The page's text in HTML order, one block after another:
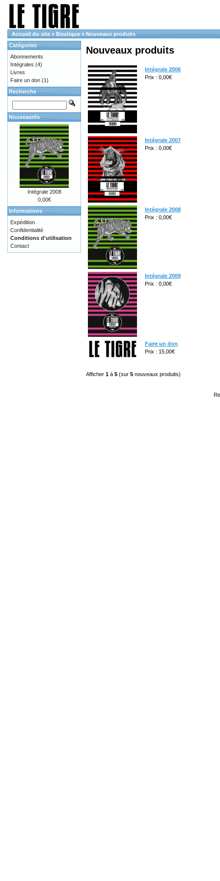
Accueil du site » Boutique » Nouveaux produits
Nouveaux produits
Intégrale 2006
Prix : 0,00€
Intégrale 2007
Prix : 0,00€
Intégrale 2008
Prix : 0,00€
Intégrale 2009
Prix : 0,00€
Faire un don
Prix : 15,00€
Afficher 1 à 5 (sur 5 nouveaux produits)
Catégories
Abonnements
Intégrales (4)
Livres
Faire un don (1)
Recherche
Nouveautés
Intégrale 2008
0,00€
Informations
Expédition
Confidentialité
Conditions d'utilisation
Contact